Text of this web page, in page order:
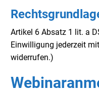
Artikel 6 Absatz 1 lit. a
Einwilligung jederzeit
widerrufen.)